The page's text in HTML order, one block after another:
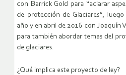
con Barrick Gold para “aclarar
de protección de Glaciares”,
año y en abril de 2016 con Joaquín
para también abordar temas del
de glaciares.
¿Qué implica este proyecto de ley?